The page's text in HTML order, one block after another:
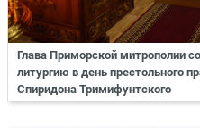
Глава Приморской митрополии
литургию в день престольного
Спиридона Тримифунтского